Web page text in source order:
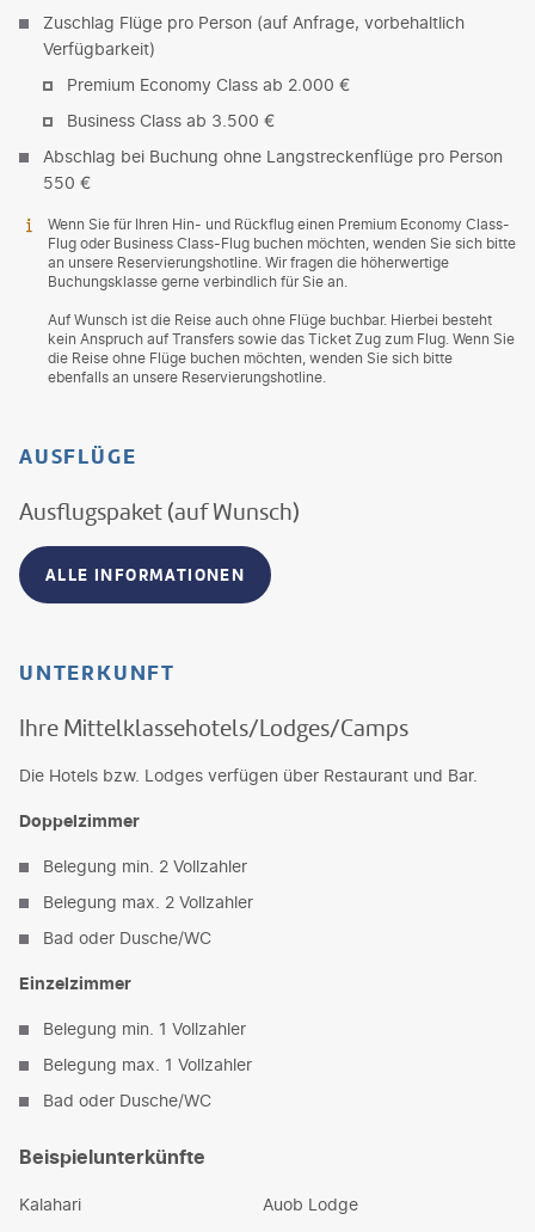
Zuschlag Flüge pro Person (auf Anfrage, vorbehaltlich
Verfügbarkeit)
Premium Economy Class ab 2.000 €
Business Class ab 3.500 €
Abschlag bei Buchung ohne Langstreckenflüge pro Person
550 €
Wenn Sie für Ihren Hin- und Rückflug einen Premium Economy Class-
Flug oder Business Class-Flug buchen möchten, wenden Sie sich bitte
an unsere Reservierungshotline. Wir fragen die höherwertige
Buchungsklasse gerne verbindlich für Sie an.
Auf Wunsch ist die Reise auch ohne Flüge buchbar. Hierbei besteht
kein Anspruch auf Transfers sowie das Ticket Zug zum Flug. Wenn Sie
die Reise ohne Flüge buchen möchten, wenden Sie sich bitte
ebenfalls an unsere Reservierungshotline.
AUSFLÜGE
Ausflugspaket (auf Wunsch)
ALLE INFORMATIONEN
UNTERKUNFT
Ihre Mittelklassehotels/Lodges/Camps
Die Hotels bzw. Lodges verfügen über Restaurant und Bar.
Doppelzimmer
Belegung min. 2 Vollzahler
Belegung max. 2 Vollzahler
Bad oder Dusche/WC
Einzelzimmer
Belegung min. 1 Vollzahler
Belegung max. 1 Vollzahler
Bad oder Dusche/WC
Beispielunterkünfte
Kalahari Auob Lodge